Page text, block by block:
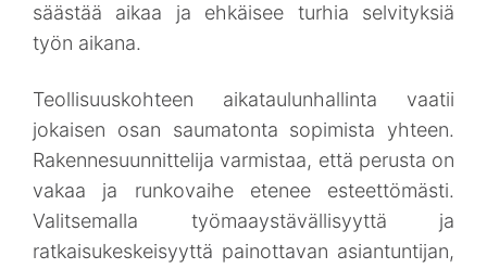
säästää aikaa ja ehkäisee turhia selvityksiä
työn aikana.
Teollisuuskohteen aikataulunhallinta vaatii
jokaisen osan saumatonta sopimista yhteen.
Rakennesuunnittelija varmistaa, että perusta on
vakaa ja runkovaihe etenee esteettömästi.
Valitsemalla työmaaystävällisyyttä ja
ratkaisukeskeisyyttä painottavan asiantuntijan,